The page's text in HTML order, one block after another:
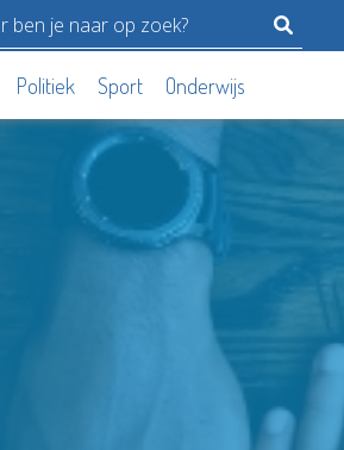
Politiek Sport Onderwijs